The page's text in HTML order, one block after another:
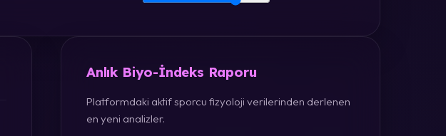
Anlık Biyo-İndeks Raporu
Platformdaki aktif sporcu fizyoloji verilerinden derlenen
en yeni analizler.